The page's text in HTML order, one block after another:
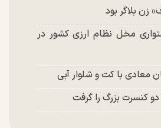
زن بلاگر بود
مخل نظام ارزی کشور در
معادی با کت و شلوار آبی
کنسرت بزرگ را گرفت